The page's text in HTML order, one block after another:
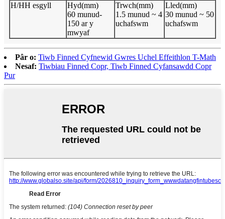
H/HH esgyll
Hyd(mm)
60 munud-
150 ar y
mwyaf
Trwch(mm)
1.5 munud ~ 4
uchafswm
Lled(mm)
30 munud ~ 50
uchafswm
Pâr o: Tiwb Finned Cyfnewid Gwres Uchel Effeithlon T-Math
Nesaf: Tiwbiau Finned Copr, Tiwb Finned Cyfansawdd Copr
Pur